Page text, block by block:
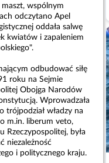
wspólnym
odczytano Apel
oddała salwę
kwiatów i zapaleniem
odbudować siłę
roku na Sejmie
Obojga Narodów
Wprowadzała
władzy na
m.in. liberum veto,
Rzeczypospolitej, była
niezależność
i politycznego kraju.